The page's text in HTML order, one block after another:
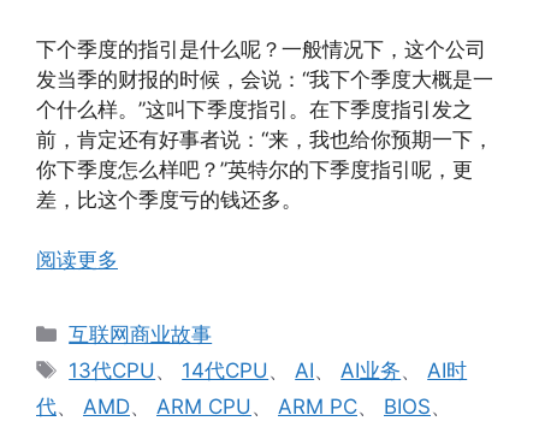
下个季度的指引是什么呢？一般情况下，这个公司
发当季的财报的时候，会说：“我下个季度大概是一
个什么样。”这叫下季度指引。在下季度指引发之
前，肯定还有好事者说：“来，我也给你预期一下，
你下季度怎么样吧？”英特尔的下季度指引呢，更
差，比这个季度亏的钱还多。
阅读更多
分
类
互联网商业故事
标
签
13代CPU、 14代CPU、AI、AI业务、AI时
代、 AMD、 ARM CPU、 ARM PC、 BIOS、